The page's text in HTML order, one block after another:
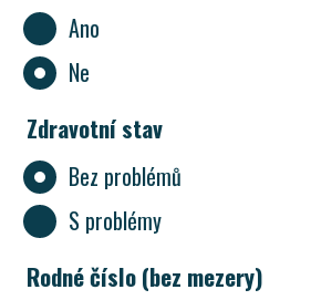
Ano
Ne
Zdravotní stav
Bez problémů
S problémy
Rodné číslo (bez mezery)